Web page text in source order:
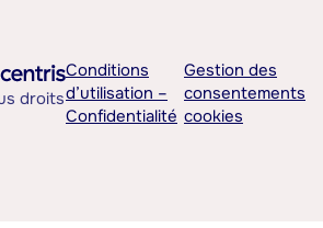
droits
Conditions
d’utilisation –
Confidentialité
Gestion des
consentements
cookies